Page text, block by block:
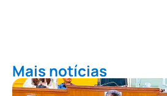
Mais notícias